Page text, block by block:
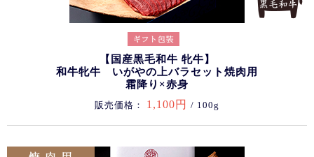
【国産黒毛和牛 牝牛】
和牛牝牛 いがやの上バラセット焼肉用
霜降り×赤身
販売価格： 1,100円 / 100g